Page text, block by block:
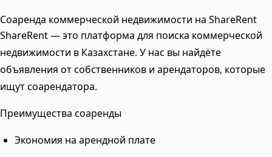
Соаренда коммерческой недвижимости на ShareRent
ShareRent — это платформа для поиска коммерческой
недвижимости в Казахстане. У нас вы найдёте
объявления от собственников и арендаторов, которые
ищут соарендатора.
Преимущества соаренды
Экономия на арендной плате